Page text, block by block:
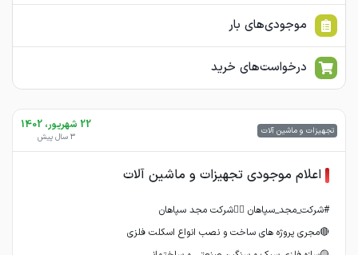
موجودی‌های بار
درخواست‌های خرید
تجهیزات و ماشین آلات 22 شهریور، 1402
3 سال پیش
اعلام موجودی تجهیزات و ماشین آلات